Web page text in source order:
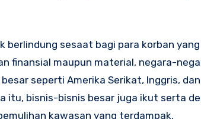
sesaat bagi para korban
finansial maupun material, negara-
seperti Amerika Serikat, Inggris,
itu, bisnis-bisnis besar juga ikut serta
kawasan yang terdampak.